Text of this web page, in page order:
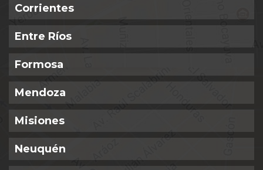
Corrientes
Entre Ríos
Formosa
Mendoza
Misiones
Neuquén